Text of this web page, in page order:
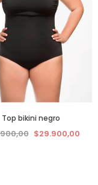
Top bikini negro
$29.900,00